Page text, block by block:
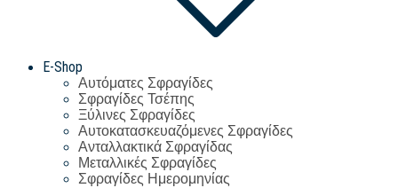
E-Shop
Αυτόματες Σφραγίδες
Σφραγίδες Τσέπης
Ξύλινες Σφραγίδες
Αυτοκατασκευαζόμενες Σφραγίδες
Ανταλλακτικά Σφραγίδας
Μεταλλικές Σφραγίδες
Σφραγίδες Ημερομηνίας